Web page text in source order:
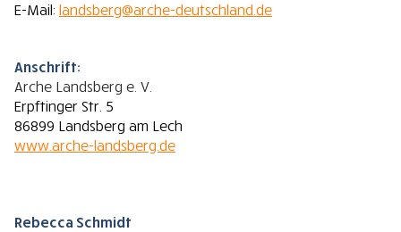
E-Mail: landsberg@arche-deutschland.de
Anschrift:
Arche Landsberg e. V.
Erpftinger Str. 5
86899 Landsberg am Lech
www.arche-landsberg.de
Rebecca Schmidt